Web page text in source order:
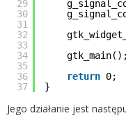
29
30
31
32
33
34
35
36
37
gtk_main();
return 0;
}
Jego działanie jest